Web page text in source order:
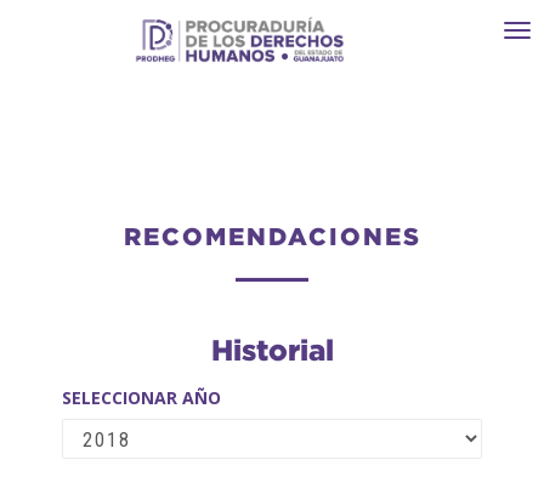
RECOMENDACIONES
Historial
SELECCIONAR AÑO